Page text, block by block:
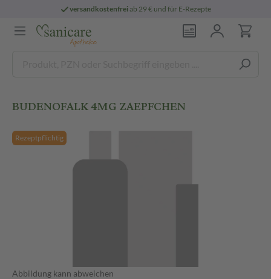
versandkostenfreiab 29 € und für E-Rezepte
BUDENOFALK 4MG ZAEPFCHEN
Rezeptpflichtig
Abbildung kann abweichen